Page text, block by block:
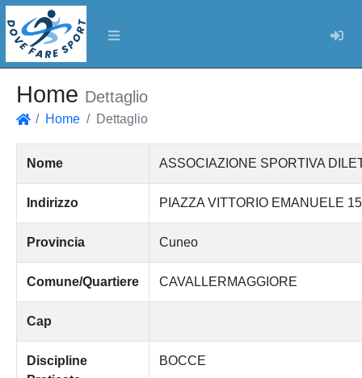
Home Dettaglio
Home Dettaglio
Nome ASSOCIAZIONE SPORTIVA
Indirizzo PIAZZA VITTORIO EMANUELE 15
Provincia Cuneo
Comune/Quartiere CAVALLERMAGGIORE
Cap
Discipline
BOCCE